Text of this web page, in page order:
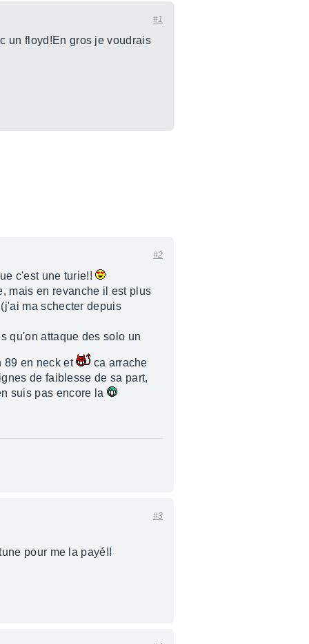
#1
un floyd!En gros je voudrais
#2
c'est une turie!!
mais en revanche il est plus
ma schecter depuis
qu'on attaque des solo un
89 en neck et
ca arrache
de faiblesse de sa part,
suis pas encore la
#3
pour me la payé!!